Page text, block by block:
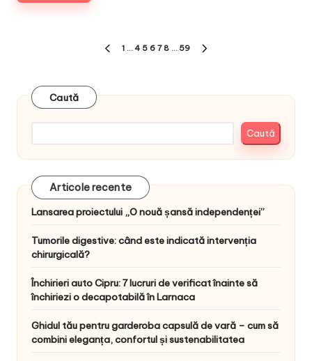
PaginațiePREVIOUS
1 … 4 5 6 7 8 … 59
Caută
Caută
Articole recente
Lansarea proiectului „O nouă șansă independenței”
Tumorile digestive: când este indicată intervenția
chirurgicală?
Închirieri auto Cipru: 7 lucruri de verificat înainte să
închiriezi o decapotabilă în Larnaca
Ghidul tău pentru garderoba capsulă de vară – cum să
combini eleganța, confortul și sustenabilitatea